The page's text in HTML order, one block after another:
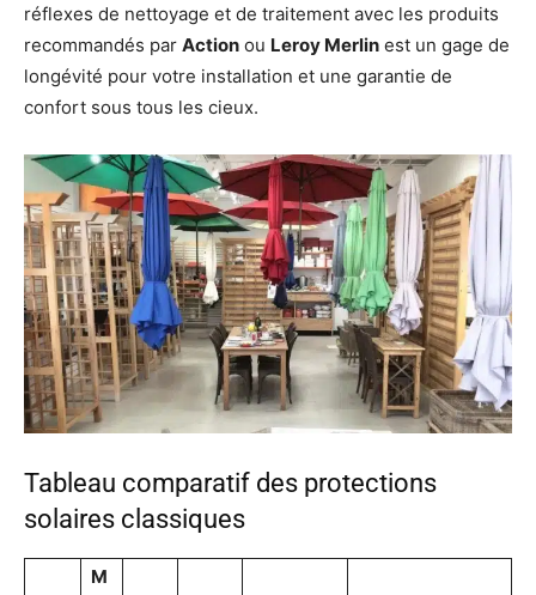
réflexes de nettoyage et de traitement avec les produits
recommandés par Action ou Leroy Merlin est un gage de
longévité pour votre installation et une garantie de
confort sous tous les cieux.
Tableau comparatif des protections
solaires classiques
M